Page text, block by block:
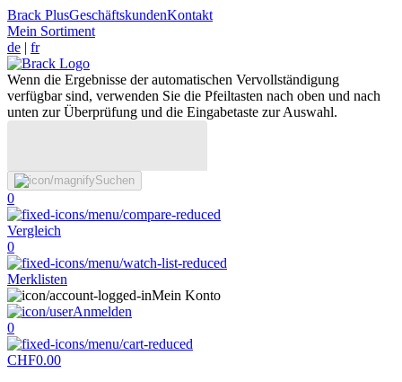
Brack PlusGeschäftskundenKontakt
Mein Sortiment
de | fr
Wenn die Ergebnisse der automatischen Vervollständigung
verfügbar sind, verwenden Sie die Pfeiltasten nach oben und nach
unten zur Überprüfung und die Eingabetaste zur Auswahl.
Suchen
0
Vergleich
0
Merklisten
Mein Konto
Anmelden
0
CHF0.00